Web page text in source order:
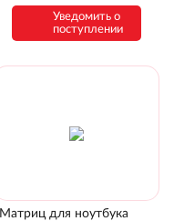
Уведомить о
поступлении
Матриц для ноутбука